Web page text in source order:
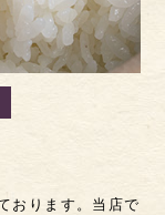
おります。当店で